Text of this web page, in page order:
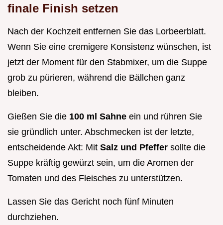
finale Finish setzen
Nach der Kochzeit entfernen Sie das Lorbeerblatt.
Wenn Sie eine cremigere Konsistenz wünschen, ist
jetzt der Moment für den Stabmixer, um die Suppe
grob zu pürieren, während die Bällchen ganz
bleiben.
Gießen Sie die 100 ml Sahne ein und rühren Sie
sie gründlich unter. Abschmecken ist der letzte,
entscheidende Akt: Mit Salz und Pfeffer sollte die
Suppe kräftig gewürzt sein, um die Aromen der
Tomaten und des Fleisches zu unterstützen.
Lassen Sie das Gericht noch fünf Minuten
durchziehen.